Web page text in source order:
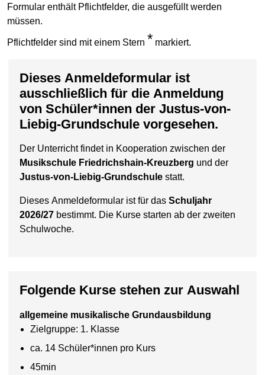
Formular enthält Pflichtfelder, die ausgefüllt werden
müssen.
Pflichtfelder sind mit einem Stern * markiert.
Dieses Anmeldeformular ist
ausschließlich für die Anmeldung
von Schüler*innen der Justus-von-
Liebig-Grundschule vorgesehen.
Der Unterricht findet in Kooperation zwischen der
Musikschule Friedrichshain-Kreuzberg und der
Justus-von-Liebig-Grundschule statt.
Dieses Anmeldeformular ist für das Schuljahr
2026/27 bestimmt. Die Kurse starten ab der zweiten
Schulwoche.
Folgende Kurse stehen zur Auswahl
allgemeine musikalische Grundausbildung
Zielgruppe: 1. Klasse
ca. 14 Schüler*innen pro Kurs
45min